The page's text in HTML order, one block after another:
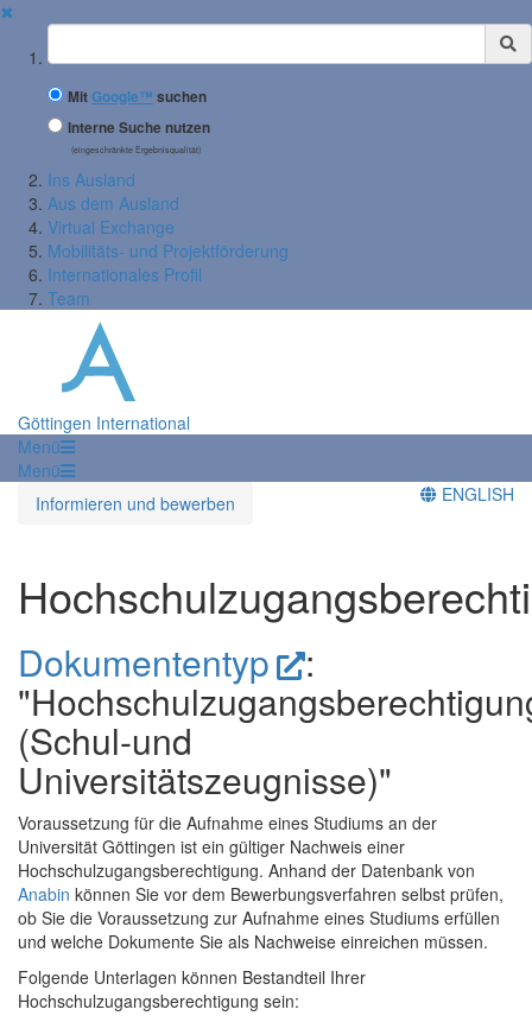
✖
Suchbegriff
MitGoogle™ suchen
Interne Suche nutzen
(eingeschränkte Ergebnisqualität)
Ins Ausland
Aus dem Ausland
Virtual Exchange
Mobilitäts- und Projektförderung
Internationales Profil
Team
Göttingen International
Menü
Menü
Informieren und bewerben
ENGLISH
Dokumententyp :
(Schul-und
Universitätszeugnisse)"
Voraussetzung für die Aufnahme eines Studiums an der
Universität Göttingen ist ein gültiger Nachweis einer
Hochschulzugangsberechtigung. Anhand der Datenbank von
Anabin können Sie vor dem Bewerbungsverfahren selbst prüfen,
ob Sie die Voraussetzung zur Aufnahme eines Studiums erfüllen
und welche Dokumente Sie als Nachweise einreichen müssen.
Folgende Unterlagen können Bestandteil Ihrer
Hochschulzugangsberechtigung sein: